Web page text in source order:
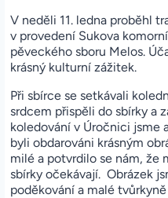
V neděli 11. ledna proběhl
v provedení Sukova
pěveckého sboru Melos.
krásný kulturní zážitek.
Při sbírce se setkávali
srdcem přispěli do sbírky a
koledování v Úročnici jsme
byli obdarováni krásným
milé a potvrdilo se nám, že
sbírky očekávají. Obrázek
poděkování a malé